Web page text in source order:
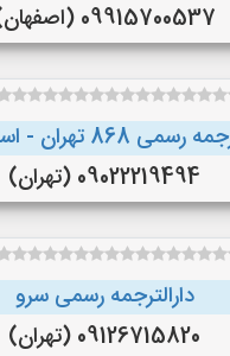
09915700537 (اصفهان)
868 تهران - استارترنس
09022219494 (تهران)
دارالترجمه رسمی سرو
09126715820 (تهران)